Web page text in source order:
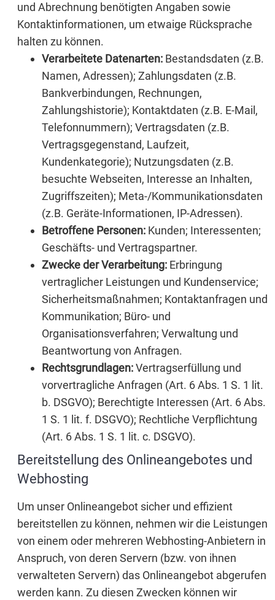
und Abrechnung benötigten Angaben sowie
Kontaktinformationen, um etwaige Rücksprache
halten zu können.
Verarbeitete Datenarten: Bestandsdaten (z.B.
Namen, Adressen); Zahlungsdaten (z.B.
Bankverbindungen, Rechnungen,
Zahlungshistorie); Kontaktdaten (z.B. E-Mail,
Telefonnummern); Vertragsdaten (z.B.
Vertragsgegenstand, Laufzeit,
Kundenkategorie); Nutzungsdaten (z.B.
besuchte Webseiten, Interesse an Inhalten,
Zugriffszeiten); Meta-/Kommunikationsdaten
(z.B. Geräte-Informationen, IP-Adressen).
Betroffene Personen: Kunden; Interessenten;
Geschäfts- und Vertragspartner.
Zwecke der Verarbeitung: Erbringung
vertraglicher Leistungen und Kundenservice;
Sicherheitsmaßnahmen; Kontaktanfragen und
Kommunikation; Büro- und
Organisationsverfahren; Verwaltung und
Beantwortung von Anfragen.
Rechtsgrundlagen:Vertragserfüllung und
vorvertragliche Anfragen (Art. 6 Abs. 1 S. 1 lit.
b. DSGVO); Berechtigte Interessen (Art. 6 Abs.
1 S. 1 lit. f. DSGVO); Rechtliche Verpflichtung
(Art. 6 Abs. 1 S. 1 lit. c. DSGVO).
Bereitstellung des Onlineangebotes und
Webhosting
Um unser Onlineangebot sicher und effizient
bereitstellen zu können, nehmen wir die Leistungen
von einem oder mehreren Webhosting-Anbietern in
Anspruch, von deren Servern (bzw. von ihnen
verwalteten Servern) das Onlineangebot abgerufen
werden kann. Zu diesen Zwecken können wir